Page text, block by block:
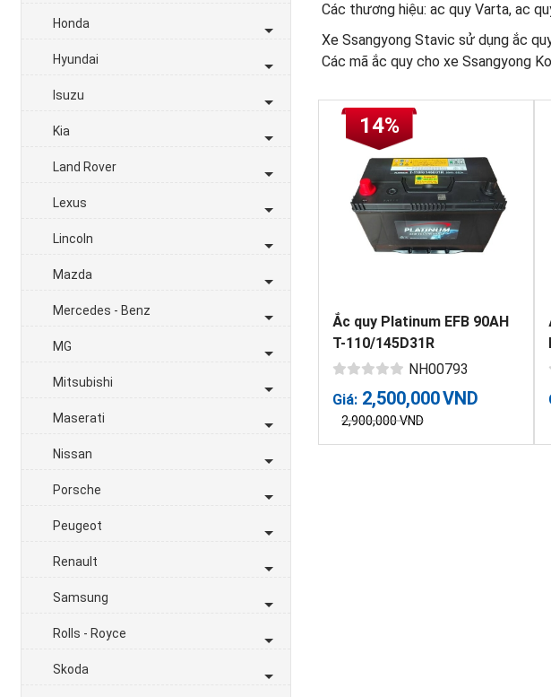
Honda
Hyundai
Isuzu
Kia
Land Rover
Lexus
Lincoln
Mazda
Mercedes - Benz
MG
Mitsubishi
Maserati
Nissan
Porsche
Peugeot
Renault
Samsung
Rolls - Royce
Skoda
Các thương hiệu: ac quy Varta, ac
Xe Ssangyong Stavic sử dụng ắc
Các mã ắc quy cho xe Ssangyong
14%
Ắc quy Platinum EFB 90AH
T-110/145D31R
NH00793
Giá: 2,500,000VND
2,900,000VND